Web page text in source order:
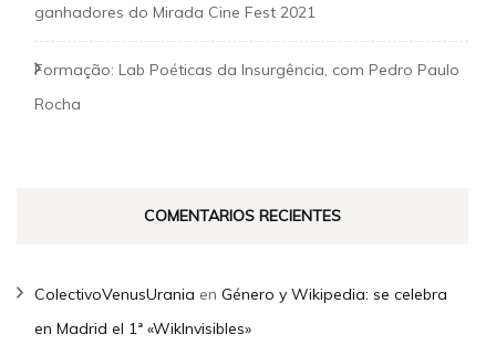
ganhadores do Mirada Cine Fest 2021
Formação: Lab Poéticas da Insurgência, com Pedro Paulo
Rocha
COMENTARIOS RECIENTES
ColectivoVenusUrania en Género y Wikipedia: se celebra
en Madrid el 1ª «WikInvisibles»